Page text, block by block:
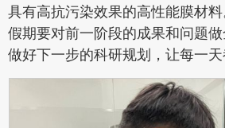
具有高抗污染效果的高性能膜材
假期要对前一阶段的成果和问题
做好下一步的科研规划，让每一天